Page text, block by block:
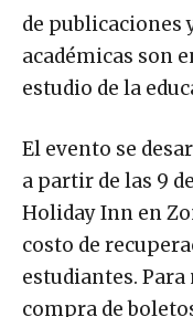
de publicaciones
académicas son
estudio de la
El evento se
a partir de las 9
Holiday Inn en
costo de
estudiantes.
compra de